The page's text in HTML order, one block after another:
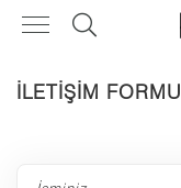
İLETİŞİM FORMU